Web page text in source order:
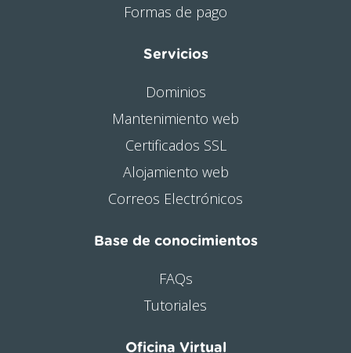
Formas de pago
Servicios
Dominios
Mantenimiento web
Certificados SSL
Alojamiento web
Correos Electrónicos
Base de conocimientos
FAQs
Tutoriales
Oficina Virtual